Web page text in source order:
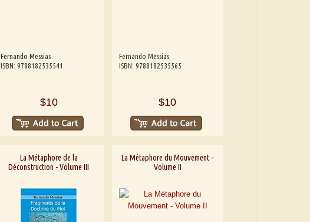
Fernando Messias
ISBN: 9788182535541
$10
Fernando Messias
ISBN: 9788182535565
$10
La Métaphore de la
Déconstruction - Volume III
La Métaphore du Mouvement -
Volume II